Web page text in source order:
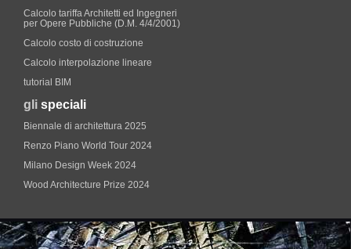
Calcolo tariffa Architetti ed Ingegneri
per Opere Pubbliche (D.M. 4/4/2001)
Calcolo costo di costruzione
Calcolo interpolazione lineare
tutorial BIM
gli speciali
Biennale di architettura 2025
Renzo Piano World Tour 2024
Milano Design Week 2024
Wood Architecture Prize 2024